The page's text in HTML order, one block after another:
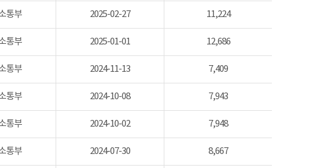
통부 2025-02-27 11,224
통부 2025-01-01 12,686
통부 2024-11-13 7,409
통부 2024-10-08 7,943
통부 2024-10-02 7,948
통부 2024-07-30 8,667